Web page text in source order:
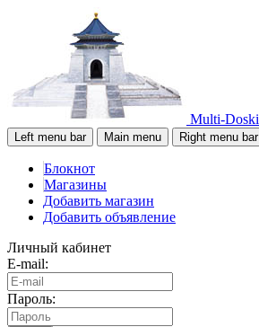
Multi-Doski
Left menu bar Main menu Right menu bar
Блокнот
Магазины
Добавить магазин
Добавить объявление
Личный кабинет
E-mail:
Пароль: